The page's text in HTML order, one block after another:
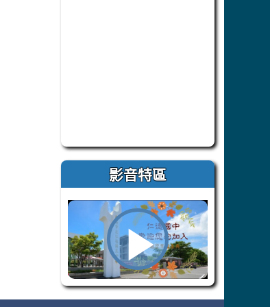
此為臺南市仁德自造教育及科技中
影音特區
播